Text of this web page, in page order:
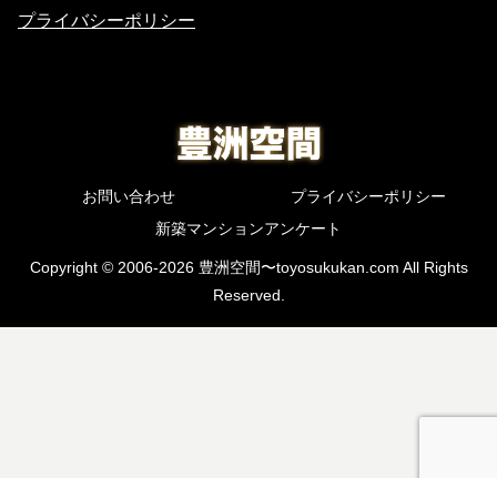
プライバシーポリシー
お問い合わせ
プライバシーポリシー
新築マンションアンケート
Copyright © 2006-2026 豊洲空間〜toyosukukan.com All Rights
Reserved.